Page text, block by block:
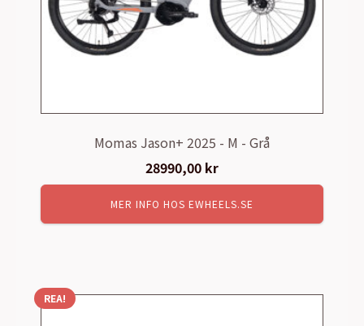
Momas Jason+ 2025 - M - Grå
28990,00 kr
MER INFO HOS EWHEELS.SE
REA!